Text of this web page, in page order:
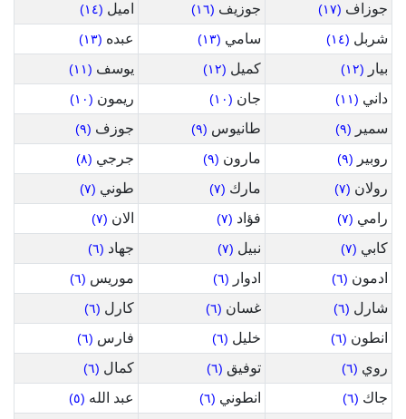
جوزاف (١٧) جوزيف (١٦) اميل (١٤)
شربل (١٤) سامي (١٣) عبده (١٣)
بيار (١٢) كميل (١٢) يوسف (١١)
داني (١١) جان (١٠) ريمون (١٠)
سمير (٩) طانيوس (٩) جوزف (٩)
روبير (٩) مارون (٩) جرجي (٨)
رولان (٧) مارك (٧) طوني (٧)
رامي (٧) فؤاد (٧) الان (٧)
كابي (٧) نبيل (٧) جهاد (٦)
ادمون (٦) ادوار (٦) موريس (٦)
شارل (٦) غسان (٦) كارل (٦)
انطون (٦) خليل (٦) فارس (٦)
روي (٦) توفيق (٦) كمال (٦)
جاك (٦) انطوني (٦) عبد الله (٥)